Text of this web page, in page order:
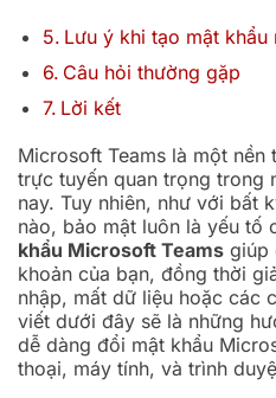
Lưu ý khi tạo mật khẩu
Câu hỏi thường gặp
Lời kết
Microsoft Teams là một
trực tuyến quan trọng trong
nay. Tuy nhiên, như với bất
nào, bảo mật luôn là yếu tố
khẩu Microsoft Teams giúp
khoản của bạn, đồng thời
nhập, mất dữ liệu hoặc các
viết dưới đây sẽ là những
dễ dàng đổi mật khẩu
thoại, máy tính, và trình